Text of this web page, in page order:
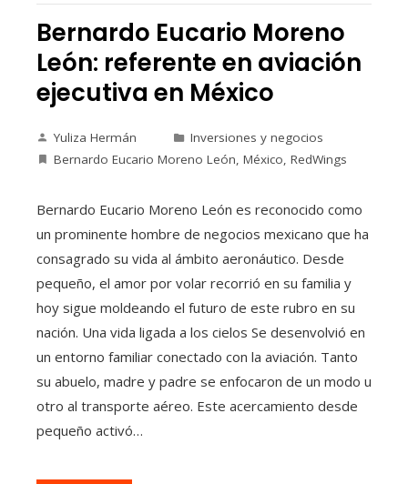
Bernardo Eucario Moreno
León: referente en aviación
ejecutiva en México
Yuliza Hermán
Inversiones y negocios
Bernardo Eucario Moreno León, México, RedWings
Bernardo Eucario Moreno León es reconocido como
un prominente hombre de negocios mexicano que ha
consagrado su vida al ámbito aeronáutico. Desde
pequeño, el amor por volar recorrió en su familia y
hoy sigue moldeando el futuro de este rubro en su
nación. Una vida ligada a los cielos Se desenvolvió en
un entorno familiar conectado con la aviación. Tanto
su abuelo, madre y padre se enfocaron de un modo u
otro al transporte aéreo. Este acercamiento desde
pequeño activó…